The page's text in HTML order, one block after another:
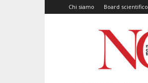
Chi siamo Board scientifico